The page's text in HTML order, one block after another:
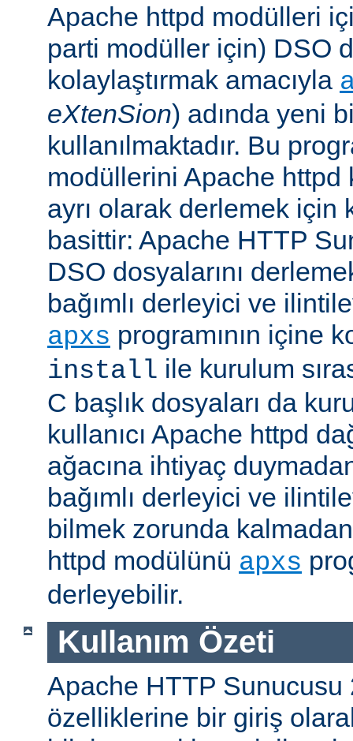
Apache httpd modülleri
parti modüller için) DSO
kolaylaştırmak amacıyla
eXtenSion) adında yeni
kullanılmaktadır. Bu
modüllerini Apache httpd
ayrı olarak derlemek için
basittir: Apache HTTP
DSO dosyalarını
bağımlı derleyici ve
apxs programının içine
install ile kurulum
C başlık dosyaları da
kullanıcı Apache httpd
ağacına ihtiyaç
bağımlı derleyici ve
bilmek zorunda
httpd modülünü apxs
derleyebilir.
Kullanım Özeti
Apache HTTP Sunucusu
özelliklerine bir giriş